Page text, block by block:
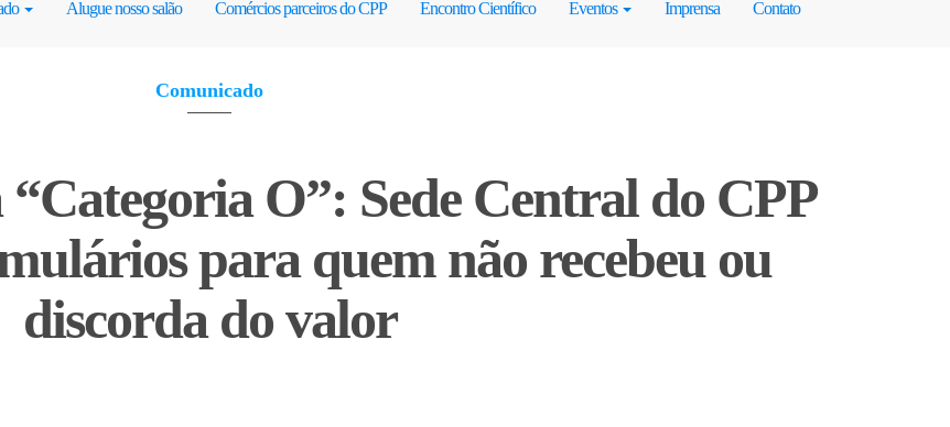
Alugue nosso salão Comércios parceiros do CPP Encontro Científico Eventos Imprensa Contato
Comunicado
O”: Sede Central do CPP
para quem não recebeu ou
discorda do valor